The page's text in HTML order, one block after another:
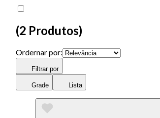
(2 Produtos)
Ordernar por:
Filtrar por
Grade Lista